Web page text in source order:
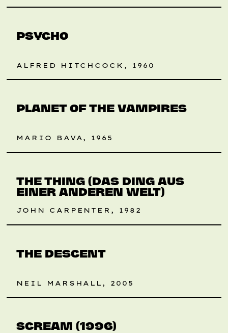
PSYCHO
ALFRED HITCHCOCK, 1960
PLANET OF THE VAMPIRES
MARIO BAVA, 1965
RETROSPEKTIVE
THE THING (DAS DING AUS
EINER ANDEREN WELT)
JOHN CARPENTER, 1982
RETROSPEKTIVE
THE DESCENT
NEIL MARSHALL, 2005
RETROSPEKTIVE LAURAS TIPP
SCREAM (1996)